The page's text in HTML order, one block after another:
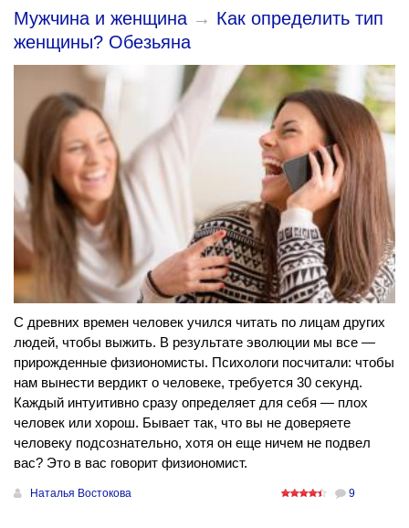
Мужчина и женщина → Как определить тип
женщины? Обезьяна
С древних времен человек учился читать по лицам других
людей, чтобы выжить. В результате эволюции мы все —
прирожденные физиономисты. Психологи посчитали: чтобы
нам вынести вердикт о человеке, требуется 30 секунд.
Каждый интуитивно сразу определяет для себя — плох
человек или хорош. Бывает так, что вы не доверяете
человеку подсознательно, хотя он еще ничем не подвел
вас? Это в вас говорит физиономист.
Наталья Востокова 9